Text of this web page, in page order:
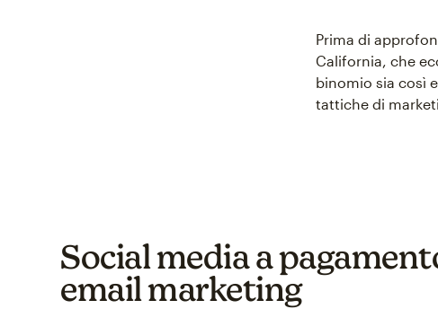
Prima di
California, che
binomio sia così
tattiche di
Social media a
email marketing